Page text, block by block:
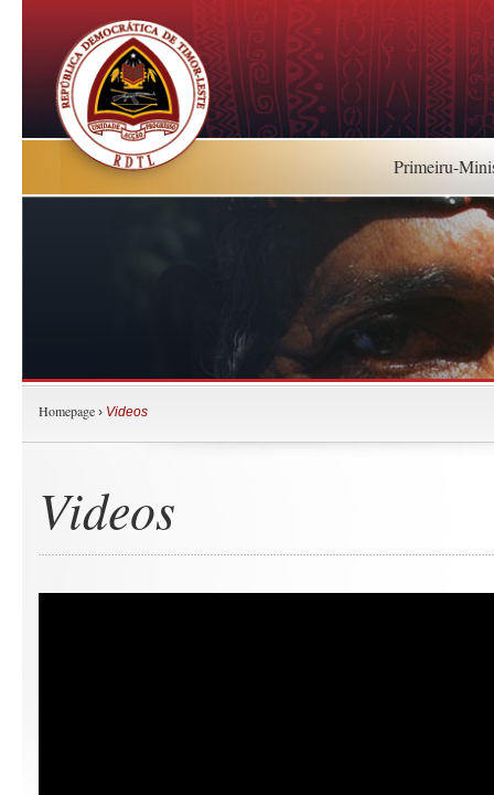
Primeiru-
Homepage › Videos
Videos